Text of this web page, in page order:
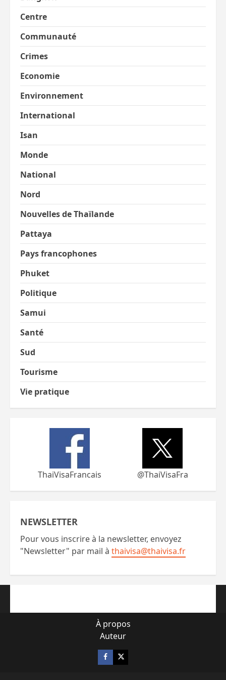
Centre
Communauté
Crimes
Economie
Environnement
International
Isan
Monde
National
Nord
Nouvelles de Thaïlande
Pattaya
Pays francophones
Phuket
Politique
Samui
Santé
Sud
Tourisme
Vie pratique
ThaiVisaFrancais @ThaiVisaFra
NEWSLETTER
Pour vous inscrire à la newsletter, envoyez
"Newsletter" par mail à thaivisa@thaivisa.fr
À propos
Auteur
Facebook
X